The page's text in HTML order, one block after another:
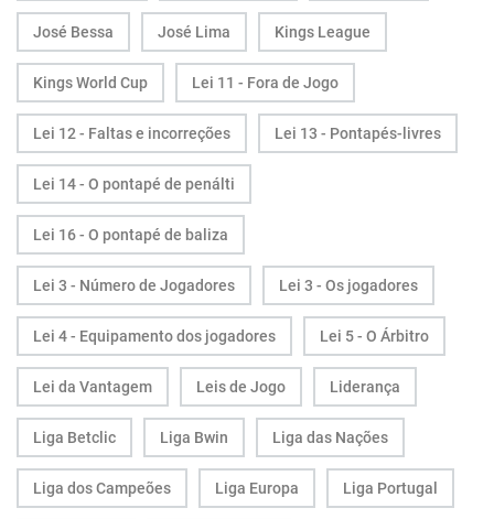
José Bessa José Lima Kings League
Kings World Cup Lei 11 - Fora de Jogo
Lei 12 - Faltas e incorreções Lei 13 - Pontapés-livres
Lei 14 - O pontapé de penálti
Lei 16 - O pontapé de baliza
Lei 3 - Número de Jogadores Lei 3 - Os jogadores
Lei 4 - Equipamento dos jogadores Lei 5 - O Árbitro
Lei da Vantagem Leis de Jogo Liderança
Liga Betclic Liga Bwin Liga das Nações
Liga dos Campeões Liga Europa Liga Portugal